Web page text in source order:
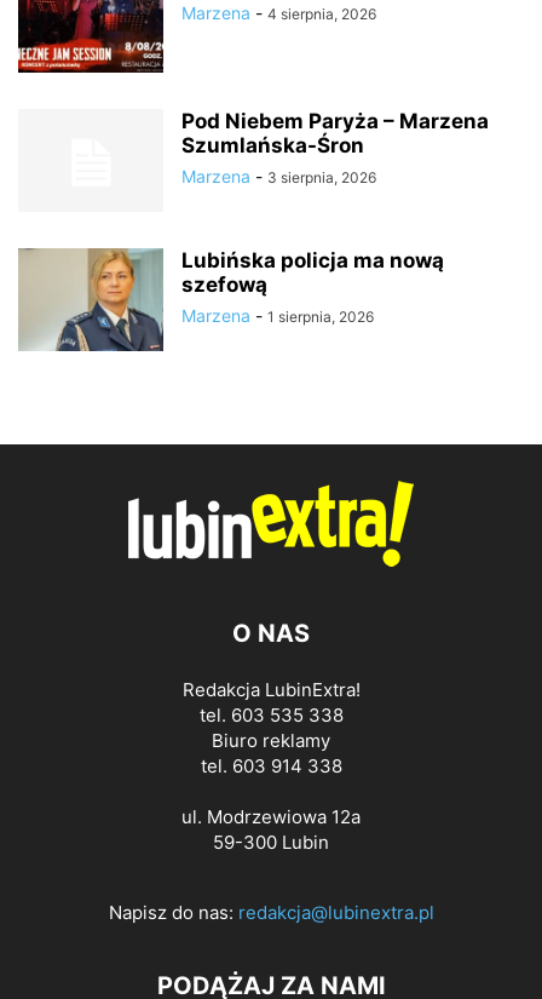
Marzena - 4 sierpnia, 2026
Pod Niebem Paryża – Marzena
Szumlańska-Śron
Marzena - 3 sierpnia, 2026
Lubińska policja ma nową
szefową
Marzena - 1 sierpnia, 2026
O NAS
Redakcja LubinExtra!
tel. 603 535 338
Biuro reklamy
tel. 603 914 338
ul. Modrzewiowa 12a
59-300 Lubin
Napisz do nas: redakcja@lubinextra.pl
PODĄŻAJ ZA NAMI